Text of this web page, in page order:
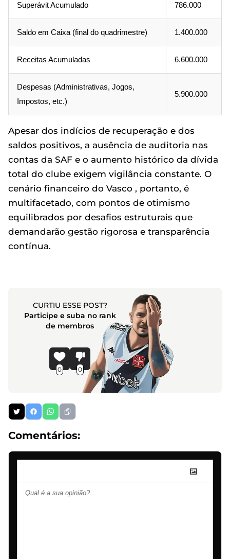
Superávit Acumulado 786.000
Saldo em Caixa (final do quadrimestre) 1.400.000
Receitas Acumuladas 6.600.000
Despesas (Administrativas, Jogos,
Impostos, etc.)
5.900.000
Apesar dos indícios de recuperação e dos
saldos positivos, a ausência de auditoria nas
contas da SAF e o aumento histórico da dívida
total do clube exigem vigilância constante. O
cenário financeiro do Vasco , portanto, é
multifacetado, com pontos de otimismo
equilibrados por desafios estruturais que
demandarão gestão rigorosa e transparência
contínua.
CURTIU ESSE POST?
Participe e suba no rank
de membros
0 0
Comentários: